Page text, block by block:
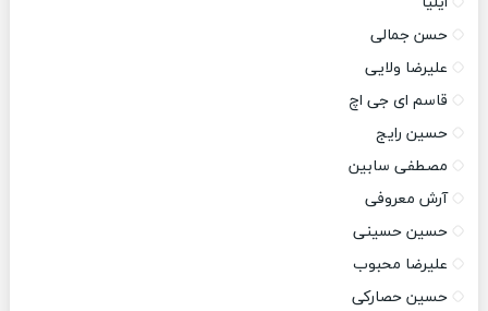
حسن جمالی
علیرضا ولایی
قاسم ای جی اچ
حسین رایج
مصطفی سابین
آرش معروفی
حسین حسینی
علیرضا محبوب
حسین حصارکی